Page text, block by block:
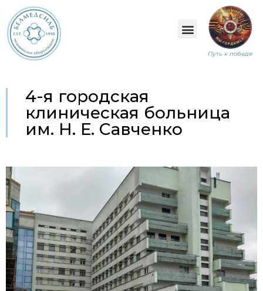
Путь к победе
4-я городская
клиническая больница
им. Н. Е. Савченко